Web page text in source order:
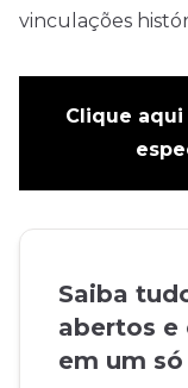
vinculações
Clique
Saiba
abertos e
em um